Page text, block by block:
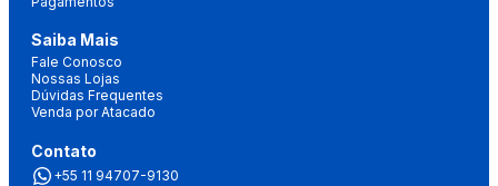
Saiba Mais
Fale Conosco
Nossas Lojas
Dúvidas Frequentes
Venda por Atacado
Contato
+55 11 94707-9130